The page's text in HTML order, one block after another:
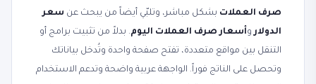
صرف العملات بشكل مباشر، وتلبّي أيضاً من يبحث عن سعر
الدولاروأسعار صرف العملات اليوم. بدلاً من تثبيت برامج أو
التنقل بين مواقع متعددة، تفتح صفحة واحدة وتُدخل بياناتك
وتحصل على الناتج فوراً. الواجهة عربية واضحة وتدعم الاستخدام